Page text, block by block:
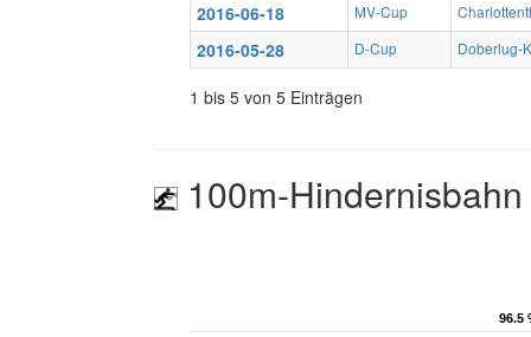
2016-06-18 MV-Cup
2016-05-28 D-Cup Doberlug-
1 bis 5 von 5 Einträgen
100m-
96.5
96.5